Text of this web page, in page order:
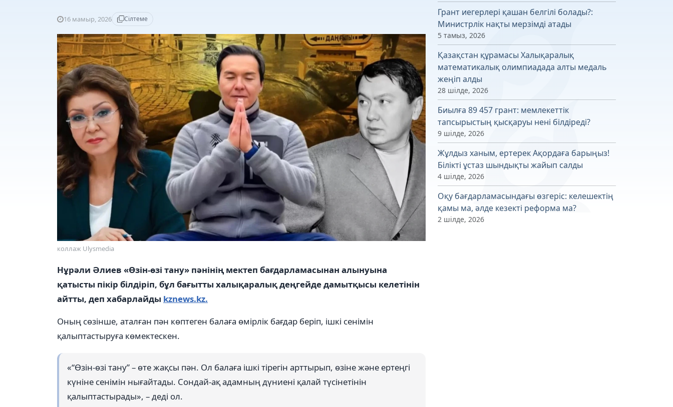
16 мамыр, 2026 Сілтеме
коллаж Ulysmedia
Нұрәли Әлиев «Өзін-өзі тану» пәнінің мектеп бағдарламасынан алынуына
қатысты пікір білдіріп, бұл бағытты халықаралық деңгейде дамытқысы келетінін
айтты, деп хабарлайды kznews.kz.
Оның сөзінше, аталған пән көптеген балаға өмірлік бағдар беріп, ішкі сенімін
қалыптастыруға көмектескен.
«“Өзін-өзі тану” – өте жақсы пән. Ол балаға ішкі тірегін арттырып, өзіне және ертеңгі
күніне сенімін нығайтады. Сондай-ақ адамның дүниені қалай түсінетінін
қалыптастырады», – деді ол.
Грант иегерлері қашан белгілі болады?:
Министрлік нақты мерзімді атады
5 тамыз, 2026
Қазақстан құрамасы Халықаралық
математикалық олимпиадада алты медаль
жеңіп алды
28 шілде, 2026
Биылға 89 457 грант: мемлекеттік
тапсырыстың қысқаруы нені білдіреді?
9 шілде, 2026
Жұлдыз ханым, ертерек Ақордаға барыңыз!
Білікті ұстаз шындықты жайып салды
4 шілде, 2026
Оқу бағдарламасындағы өзгеріс: келешектің
қамы ма, әлде кезекті реформа ма?
2 шілде, 2026